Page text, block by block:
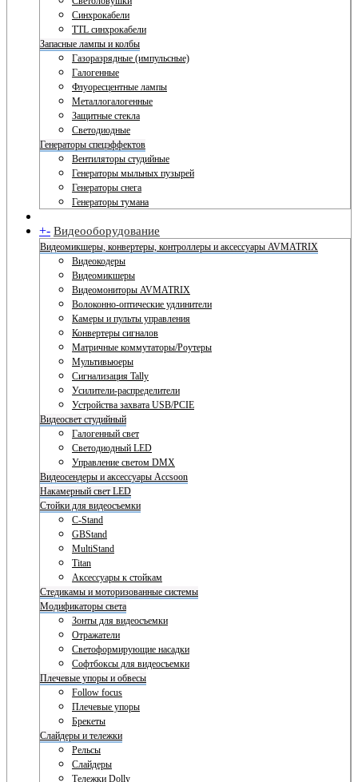
Синхрокабели
TTL синхрокабели
Запасные лампы и колбы
Газоразрядные (импульсные)
Галогенные
Флуоресцентные лампы
Металлогалогенные
Защитные стекла
Светодиодные
Генераторы спецэффектов
Вентиляторы студийные
Генераторы мыльных пузырей
Генераторы снега
Генераторы тумана
+- Видеооборудование
Видеомикшеры, конвертеры, контроллеры и аксессуары AVMATRIX
Видеокодеры
Видеомикшеры
Видеомониторы AVMATRIX
Волоконно-оптические удлинители
Камеры и пульты управления
Конвертеры сигналов
Матричные коммутаторы/Роутеры
Мультивьюеры
Сигнализация Tally
Усилители-распределители
Устройства захвата USB/PCIE
Видеосвет студийный
Галогенный свет
Светодиодный LED
Управление светом DMX
Видеосендеры и аксессуары Accsoon
Накамерный свет LED
Стойки для видеосъемки
C-Stand
GBStand
MultiStand
Titan
Аксессуары к стойкам
Стедикамы и моторизованные системы
Модификаторы света
Зонты для видеосъемки
Отражатели
Светоформирующие насадки
Софтбоксы для видеосъемки
Плечевые упоры и обвесы
Follow focus
Плечевые упоры
Брекеты
Слайдеры и тележки
Рельсы
Слайдеры
Тележки Dolly